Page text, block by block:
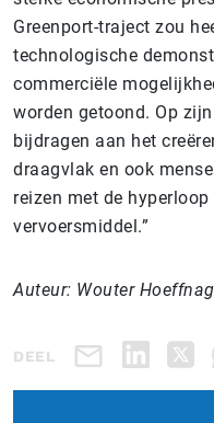
Greenport-traject zou
technologische
commerciële
worden getoond. Op
bijdragen aan het
draagvlak en ook
reizen met de
vervoersmiddel.”
Auteur: Wouter
DEEL